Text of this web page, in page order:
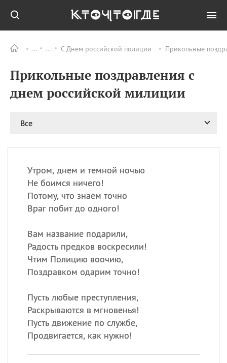
С Днем российской полиции Прикольные
Прикольные поздравления с
днем российской милиции
Все
Утром, днем и темной ночью
Не боимся ничего!
Потому, что знаем точно
Враг побит до одного!
Вам название подарили,
Радость предков воскресили!
Чтим Полицию воочию,
Поздравком одарим точно!
Пусть любые преступления,
Раскрываются в мгновенья!
Пусть движение по службе,
Продвигается, как нужно!
ПРАЗДНИКИ Все
09.08 День памяти
великомученика и
целителя Пантелеимона
Николая Чудотворца
11.08 День полета на
11.08 День Святой Клары —
Сегодня празднуют именины
Герман
Анфиса
Посмотреть значение